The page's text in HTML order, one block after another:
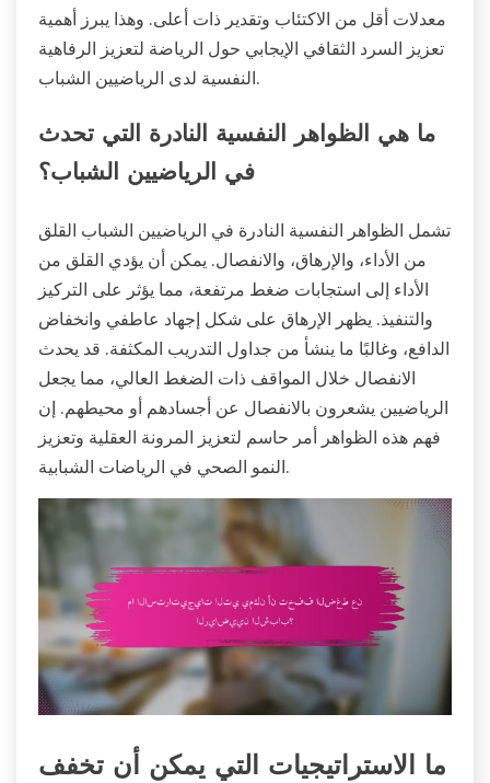
معدلات أقل من الاكتئاب وتقدير ذات أعلى. وهذا يبرز أهمية
تعزيز السرد الثقافي الإيجابي حول الرياضة لتعزيز الرفاهية
النفسية لدى الرياضيين الشباب.
ما هي الظواهر النفسية النادرة التي تحدث
في الرياضيين الشباب؟
تشمل الظواهر النفسية النادرة في الرياضيين الشباب القلق
من الأداء، والإرهاق، والانفصال. يمكن أن يؤدي القلق من
الأداء إلى استجابات ضغط مرتفعة، مما يؤثر على التركيز
والتنفيذ. يظهر الإرهاق على شكل إجهاد عاطفي وانخفاض
الدافع، وغالبًا ما ينشأ من جداول التدريب المكثفة. قد يحدث
الانفصال خلال المواقف ذات الضغط العالي، مما يجعل
الرياضيين يشعرون بالانفصال عن أجسادهم أو محيطهم. إن
فهم هذه الظواهر أمر حاسم لتعزيز المرونة العقلية وتعزيز
النمو الصحي في الرياضات الشبابية.
ما الاستراتيجيات التي يمكن أن تخفف